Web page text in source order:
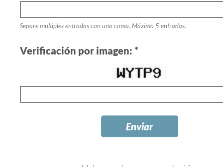
Separe multiples entradas con una coma. Máximo 5 entradas.
Verificación por imagen: *